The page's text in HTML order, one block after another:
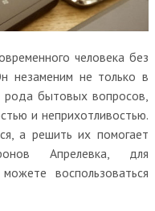
человека без
незаменим не только в
бытовых вопросов,
и неприхотливостью.
а решить их помогает
Апрелевка, для
воспользоваться